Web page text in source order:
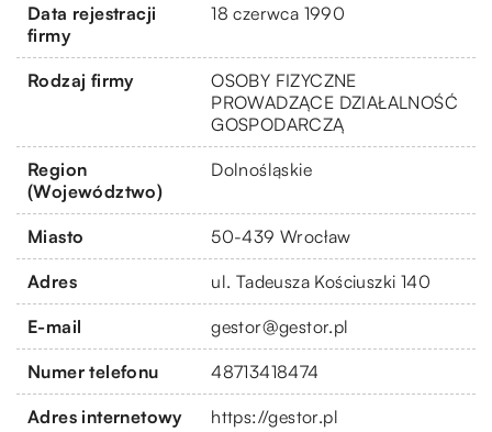
Data rejestracji
firmy
18 czerwca 1990
Rodzaj firmy
OSOBY FIZYCZNE
PROWADZĄCE DZIAŁALNOŚĆ
GOSPODARCZĄ
Region
(Województwo)
Dolnośląskie
Miasto 50-439 Wrocław
Adres ul. Tadeusza Kościuszki 140
E-mail gestor@gestor.pl
Numer telefonu 48713418474
Adres internetowy https://gestor.pl